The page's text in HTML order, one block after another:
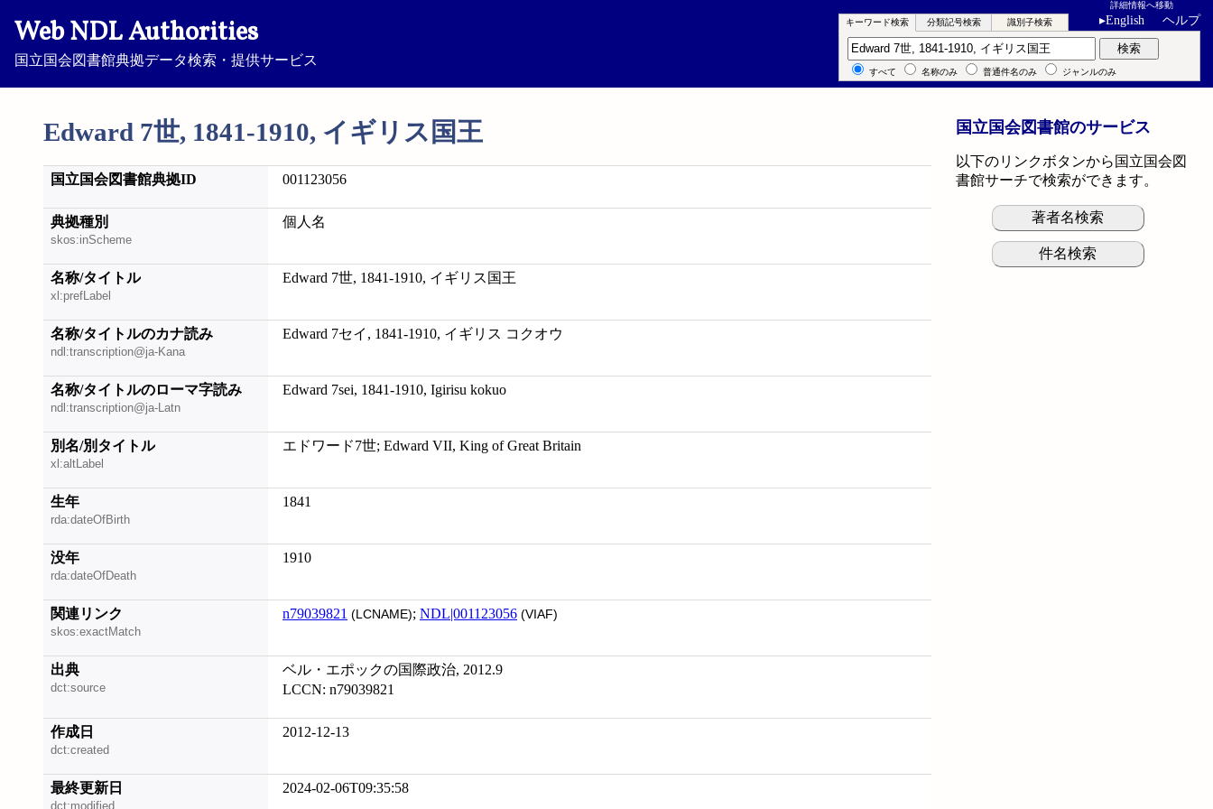
Web NDL Authorities
国立国会図書館典拠データ検索・提供サービス
詳細情報へ移動
▸English ヘルプ
Edward 7世, 1841-1910, イギリス国王
キーワード検索 分類記号検索 識別子検索
キーワード検索 検索
すべて 名称のみ 普通件名のみ ジャンルのみ
国立国会図書館典拠ID 001123056
典拠種別
skos:inScheme
個人名
名称/タイトル
xl:prefLabel
Edward 7世, 1841-1910, イギリス国王
名称/タイトルのカナ読み
ndl:transcription@ja-Kana
Edward 7セイ, 1841-1910, イギリス コクオウ
名称/タイトルのローマ字読み
ndl:transcription@ja-Latn
Edward 7sei, 1841-1910, Igirisu kokuo
別名/別タイトル
xl:altLabel
エドワード7世; Edward VII, King of Great Britain
生年
rda:dateOfBirth
1841
没年
rda:dateOfDeath
1910
関連リンク
skos:exactMatch
n79039821 (LCNAME); NDL|001123056 (VIAF)
出典
dct:source
ベル・エポックの国際政治, 2012.9
LCCN: n79039821
作成日
dct:created
2012-12-13
最終更新日
dct:modified
2024-02-06T09:35:58
国立国会図書館のサービス
以下のリンクボタンから国立国会図
書館サーチで検索ができます。
著者名検索
件名検索